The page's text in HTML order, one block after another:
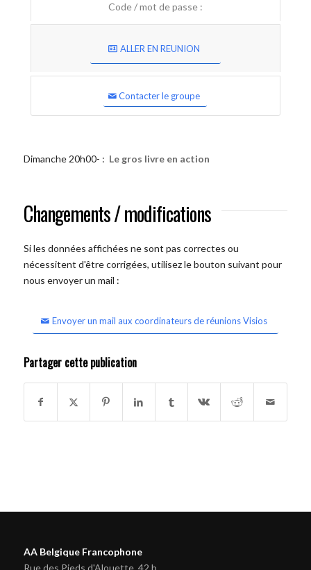
Code / mot de passe :
ALLER EN REUNION
Contacter le groupe
Dimanche 20h00- : Le gros livre en action
Changements / modifications
Si les données affichées ne sont pas correctes ou
nécessitent d'être corrigées, utilisez le bouton suivant pour
nous envoyer un mail :
Envoyer un mail aux coordinateurs de réunions Visios
Partager cette publication
AA Belgique Francophone
Rue des Pieds d'Alouette, 42 b